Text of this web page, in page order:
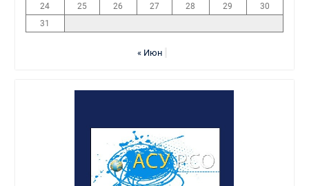
24 25 26 27 28 29
30
31
« Июн